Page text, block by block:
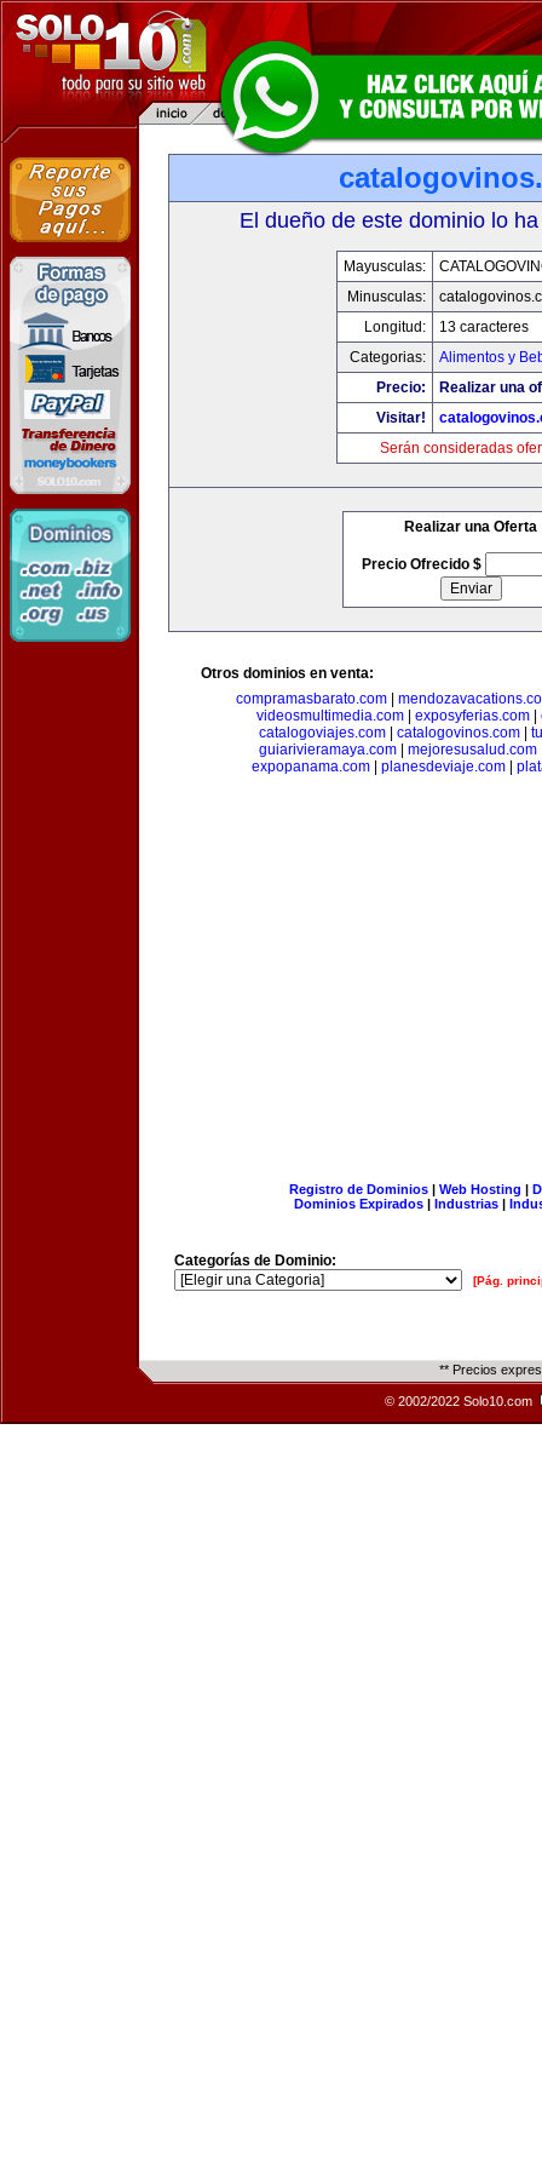
El dueño de este dominio lo
Mayusculas:
Minusculas:
Longitud:
13 caracteres
Categorias:
Alimentos y
Precio:
Realizar una
Visitar!
Serán consideradas
Realizar una Oferta
Precio Ofrecido $
Otros dominios en venta:
compramasbarato.com|
videosmultimedia.com
exposyferias.com
catalogoviajes.com| catalogovinos.com|
guiarivieramaya.com
mejoresusalud.com
expopanama.com| planesdeviaje.com|
Registro de Dominios| Web Hosting |
Dominios Expirados | Industrias |
Categorías de Dominio:
[Pág.
** Precios
© 2002/2022 Solo10.com